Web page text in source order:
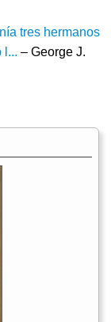
tres hermanos
l... – George J.